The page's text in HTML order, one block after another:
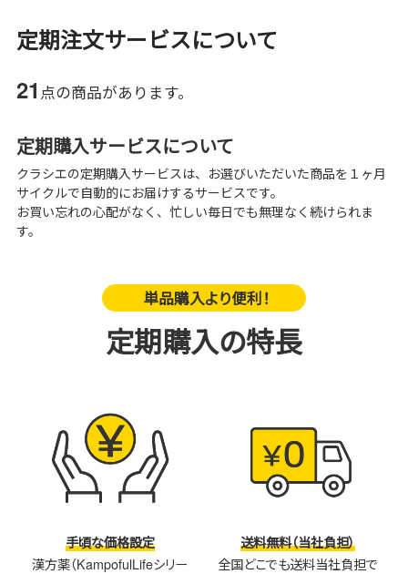
定期注文サービスについて
21 点の商品があります。
定期購入サービスについて
クラシエの定期購入サービスは、お選びいただいた商品を１ヶ月
サイクルで自動的にお届けするサービスです。
お買い忘れの心配がなく、忙しい毎日でも無理なく続けられま
す。
単品購入より便利！
定期購入の特長
手頃な価格設定
漢方薬（KampofulLifeシリー
送料無料（当社負担）
全国どこでも送料当社負担で